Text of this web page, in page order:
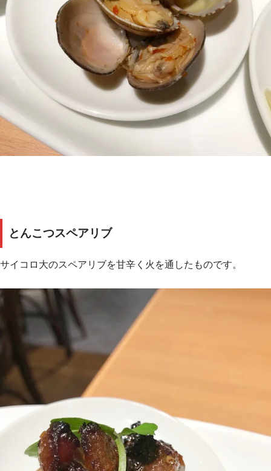
とんこつスペアリブ
サイコロ大のスペアリブを甘辛く火を通したものです。